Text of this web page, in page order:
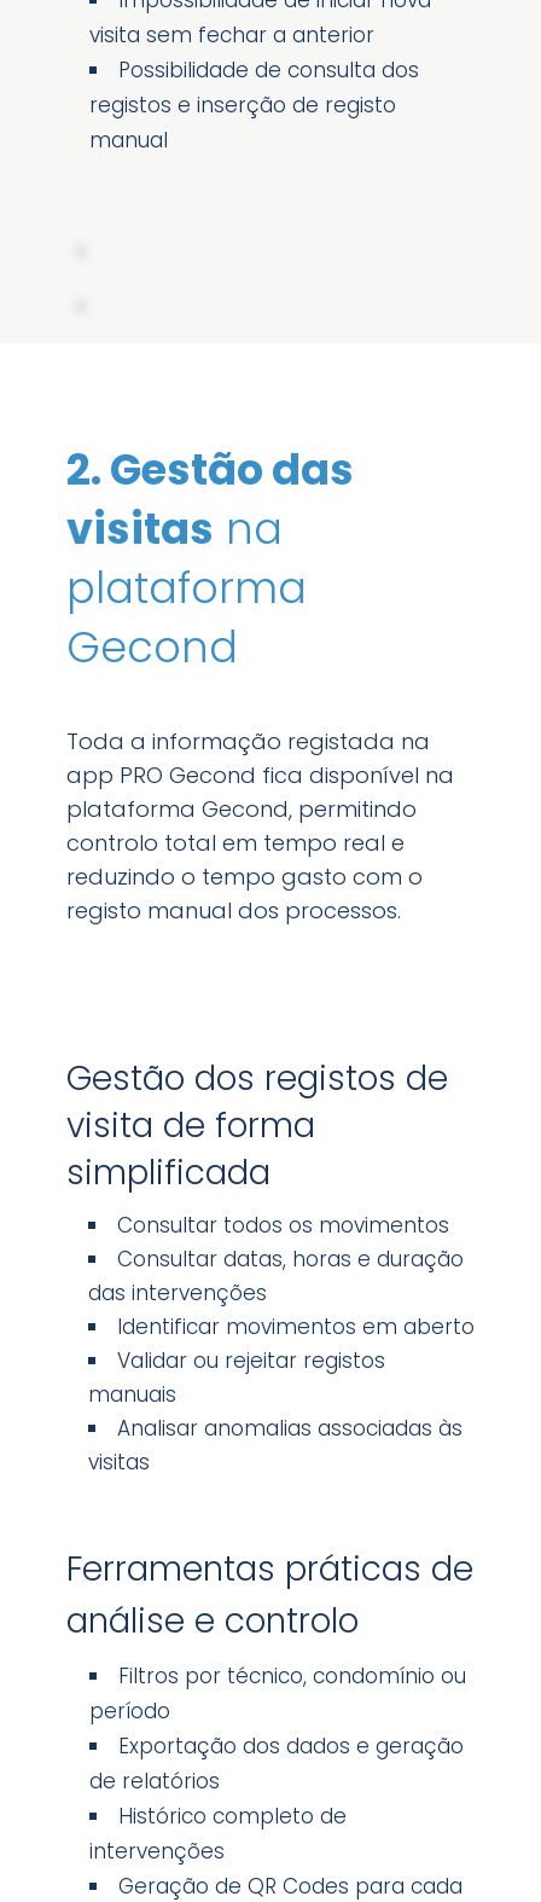
visita sem fechar a anterior
Possibilidade de consulta dos
registos e inserção de registo
manual
2. Gestão das
visitas na
plataforma
Gecond
Toda a informação registada na
app PRO Gecond fica disponível na
plataforma Gecond, permitindo
controlo total em tempo real e
reduzindo o tempo gasto com o
registo manual dos processos.
Gestão dos registos de
visita de forma
simplificada
Consultar todos os movimentos
Consultar datas, horas e duração
das intervenções
Identificar movimentos em aberto
Validar ou rejeitar registos
manuais
Analisar anomalias associadas às
visitas
Ferramentas práticas de
análise e controlo
Filtros por técnico, condomínio ou
período
Exportação dos dados e geração
de relatórios
Histórico completo de
intervenções
Geração de QR Codes para cada